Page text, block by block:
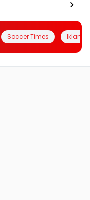
Soccer Times Iklanin